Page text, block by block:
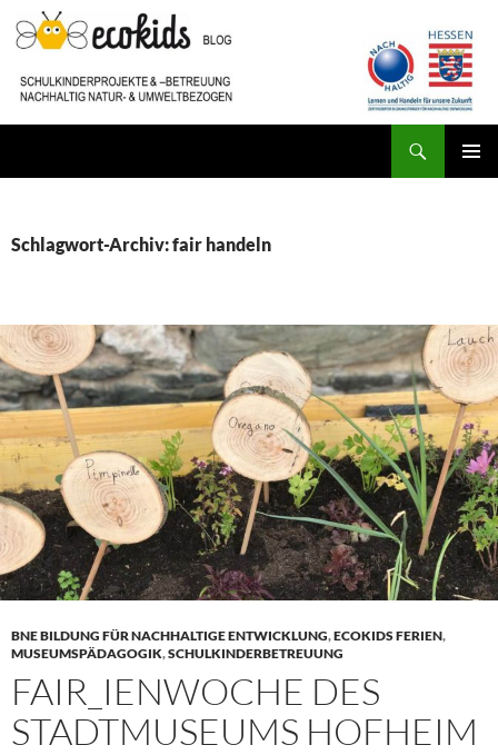
Inhalt
Schlagwort-Archiv: fair handeln
BNE BILDUNG FÜR NACHHALTIGE ENTWICKLUNG,ECOKIDS FERIEN,
MUSEUMSPÄDAGOGIK,SCHULKINDERBETREUUNG
FAIR_IENWOCHE DES
STADTMUSEUMS HOFHEIM